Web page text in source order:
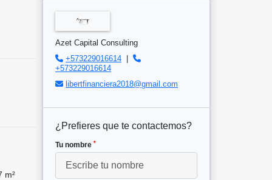
m²
Azet Capital Consulting
+573229016614
+573229016614
libertfinanciera2018@gmail.com
¿Prefieres que te contactemos?
Tu nombre *